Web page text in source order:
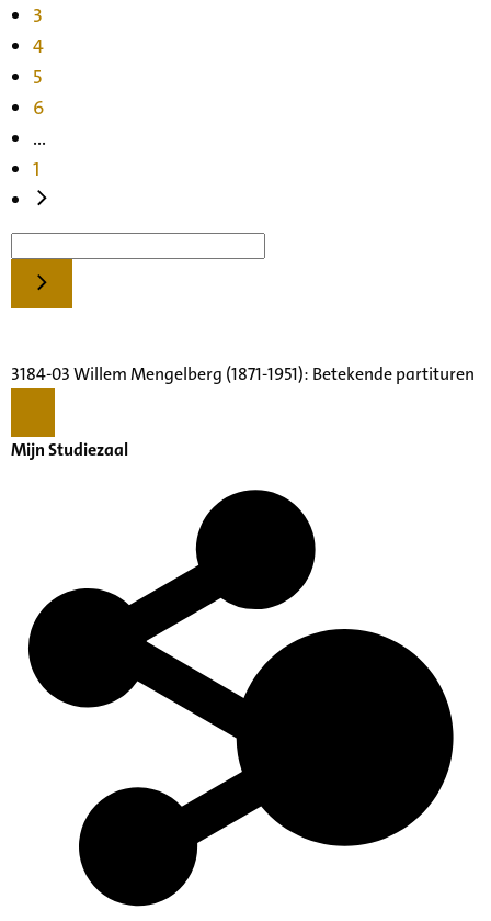
3
4
5
6
...
1
3184-03 Willem Mengelberg (1871-1951): Betekende partituren
Mijn Studiezaal